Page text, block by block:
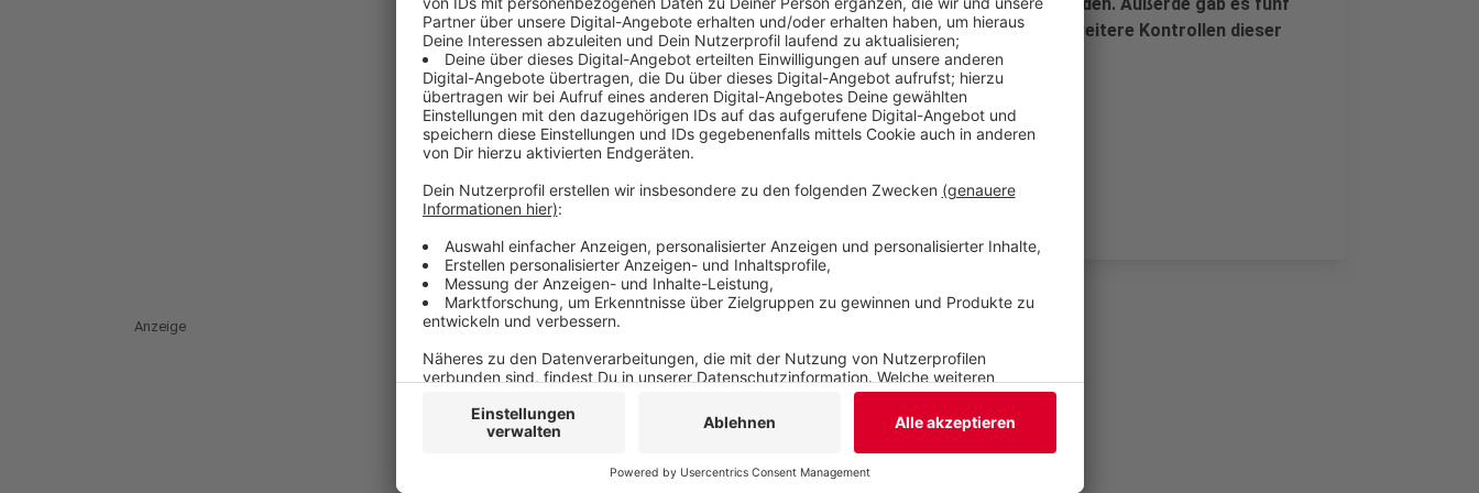
Knöllchen, weil die Wagen zu laut waren. Die Polizei kündigt weitere Kontrollen dieser
Art für die nächsten Wochen an.
Veröffentlicht:Dienstag, 17.08.2021 18:35
Anzeige
Anzeige